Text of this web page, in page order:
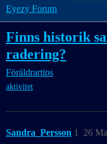
Eyezy Forum
Finns historik
radering?
Föräldrartips
aktivitet
Sandra_Persson 26
1